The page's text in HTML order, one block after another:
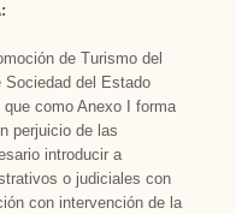
de Turismo del
Sociedad del Estado
como Anexo I forma
perjuicio de las
introducir a
o judiciales con
con intervención de la